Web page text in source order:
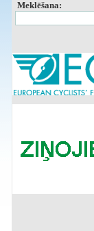
Meklēšana: